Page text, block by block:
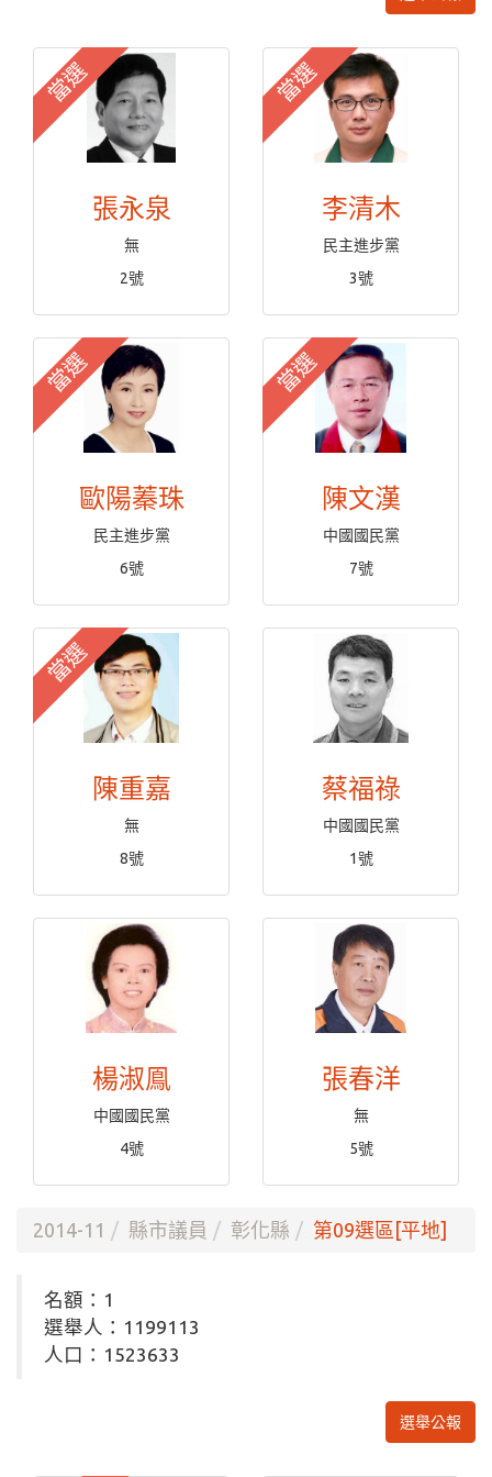
當選
張永泉
無
2號
當選
李清木
民主進步黨
3號
當選
歐陽蓁珠
民主進步黨
6號
當選
陳文漢
中國國民黨
7號
當選
陳重嘉
無
8號
蔡福祿
中國國民黨
1號
楊淑鳯
中國國民黨
4號
張春洋
無
5號
2014-11 縣市議員 彰化縣 第09選區[平地]
名額：1
選舉人：1199113
人口：1523633
選舉公報